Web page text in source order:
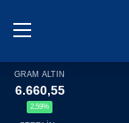
Haberler
GRAM ALTIN
6.660,55
2,59%